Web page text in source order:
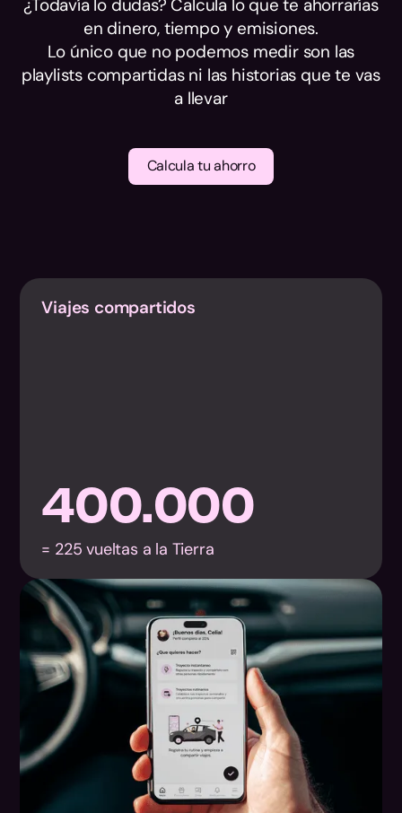
¿Todavía lo dudas? Calcula lo que te ahorrarías
en dinero, tiempo y emisiones.
Lo único que no podemos medir son las
playlists compartidas ni las historias que te vas
a llevar
Calcula tu ahorro
Viajes compartidos
400.000
= 225 vueltas a la Tierra